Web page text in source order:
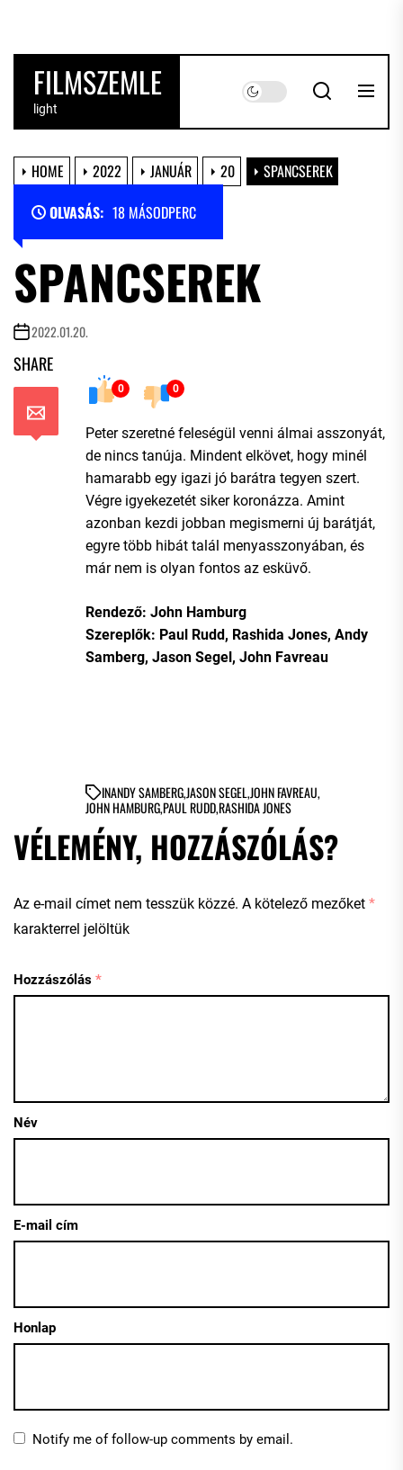
the
contentFILMSZEMLE
light
HOME 2022 JANUÁR 20
SPANCSEREK
OLVASÁS: 18 MÁSODPERC
SPANCSEREK
2022.01.20.
SHARE
0 0
Peter szeretné feleségül venni álmai asszonyát,
de nincs tanúja. Mindent elkövet, hogy minél
hamarabb egy igazi jó barátra tegyen szert.
Végre igyekezetét siker koronázza. Amint
azonban kezdi jobban megismerni új barátját,
egyre több hibát talál menyasszonyában, és
már nem is olyan fontos az esküvő.
Rendező: John Hamburg
Szereplők: Paul Rudd, Rashida Jones, Andy
Samberg, Jason Segel, John Favreau
INANDY SAMBERG,JASON SEGEL,JOHN FAVREAU,
JOHN HAMBURG,PAUL RUDD,RASHIDA JONES
VÉLEMÉNY, HOZZÁSZÓLÁS?
Az e-mail címet nem tesszük közzé. A kötelező mezőket *
karakterrel jelöltük
Hozzászólás *
Név
E-mail cím
Honlap
Notify me of follow-up comments by email.